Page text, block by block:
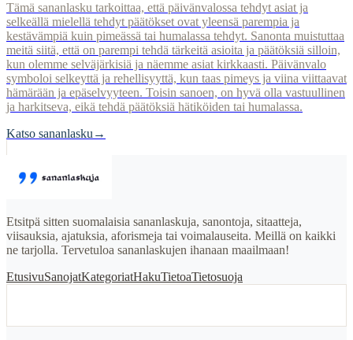
Tämä sananlasku tarkoittaa, että päivänvalossa tehdyt asiat ja
selkeällä mielellä tehdyt päätökset ovat yleensä parempia ja
kestävämpiä kuin pimeässä tai humalassa tehdyt. Sanonta muistuttaa
meitä siitä, että on parempi tehdä tärkeitä asioita ja päätöksiä silloin,
kun olemme selväjärkisiä ja näemme asiat kirkkaasti. Päivänvalo
symboloi selkeyttä ja rehellisyyttä, kun taas pimeys ja viina viittaavat
hämärään ja epäselvyyteen. Toisin sanoen, on hyvä olla vastuullinen
ja harkitseva, eikä tehdä päätöksiä hätiköiden tai humalassa.
Katso sananlasku →
Etsitpä sitten suomalaisia sananlaskuja, sanontoja, sitaatteja,
viisauksia, ajatuksia, aforismeja tai voimalauseita. Meillä on kaikki
ne tarjolla. Tervetuloa sananlaskujen ihanaan maailmaan!
EtusivuSanojatKategoriatHakuTietoaTietosuoja